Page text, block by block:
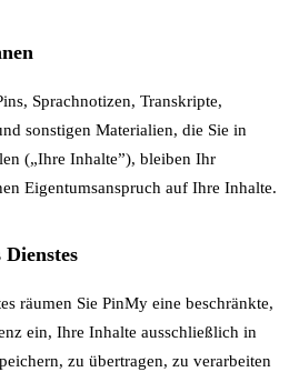
Sprachnotizen, Transkripte,
sonstigen Materialien, die Sie in
(„Ihre Inhalte”), bleiben Ihr
Eigentumsanspruch auf Ihre Inhalte.
räumen Sie PinMy eine beschränkte,
ein, Ihre Inhalte ausschließlich in
zu übertragen, zu verarbeiten